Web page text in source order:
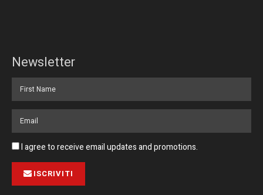
Newsletter
I agree to receive email updates and promotions.
ISCRIVITI